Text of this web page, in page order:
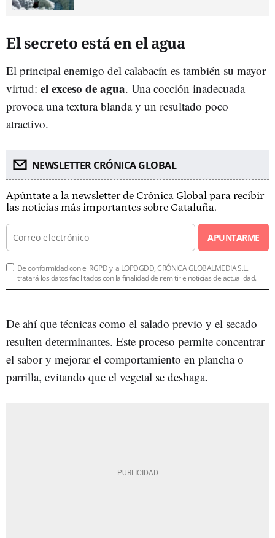
El secreto está en el agua
El principal enemigo del calabacín es también su mayor
virtud: el exceso de agua. Una cocción inadecuada
provoca una textura blanda y un resultado poco
atractivo.
NEWSLETTER CRÓNICA GLOBAL
Apúntate a la newsletter de Crónica Global para recibir
las noticias más importantes sobre Cataluña.
APUNTARME
De conformidad con el RGPD y la LOPDGDD, CRÓNICA GLOBALMEDIA S.L.
tratará los datos facilitados con la finalidad de remitirle noticias de actualidad.
De ahí que técnicas como el salado previo y el secado
resulten determinantes. Este proceso permite concentrar
el sabor y mejorar el comportamiento en plancha o
parrilla, evitando que el vegetal se deshaga.